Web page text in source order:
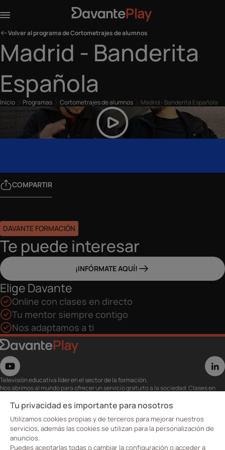
Volver al programa de Cortometrajes de alumnos
Madrid - Banderita
Española
Inicio Programas Cortometrajes de alumnos Madrid - Banderita Española
COMPARTIR
DAVANTE FORMACIÓN
Te puede interesar
¡INFÓRMATE AQUÍ!
Elige Davante
Online con clases en directo
Tu mentor siempre contigo
Nos adaptamos a ti
Televisión educativa líder en el sector de la formación.
Nos abrimos al mundo para ofrecer un servicio gratuito a la sociedad. Clases en
eventos, masterclass y recursos para estudiantes…
Utiliza esta plataforma para tu formación ya seas opositor o estés formándote
para conseguir o mejorar tu empleo.
Te invitamos a conocer nuestro contenido a la carta para ver cuándo y dónde
quieras.
Davante Play. #FormaciónEnAbierto
Tu privacidad es importante para nosotros
Utilizamos cookies propias y de terceros para mejorar nuestros
servicios, además las cookies se utilizan para la personalización de
anuncios.
Puedes aceptarlas todas o cambiar la configuración o acceder a